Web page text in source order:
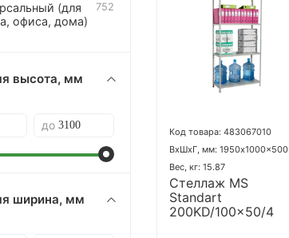
Код товара: 483067010
ВхШхГ, мм: 1950x1000x500
Вес, кг: 15.87
Стеллаж MS
Standart
200KD/100x50/4
(для
офиса, дома)
752
высота, мм
до
ширина, мм